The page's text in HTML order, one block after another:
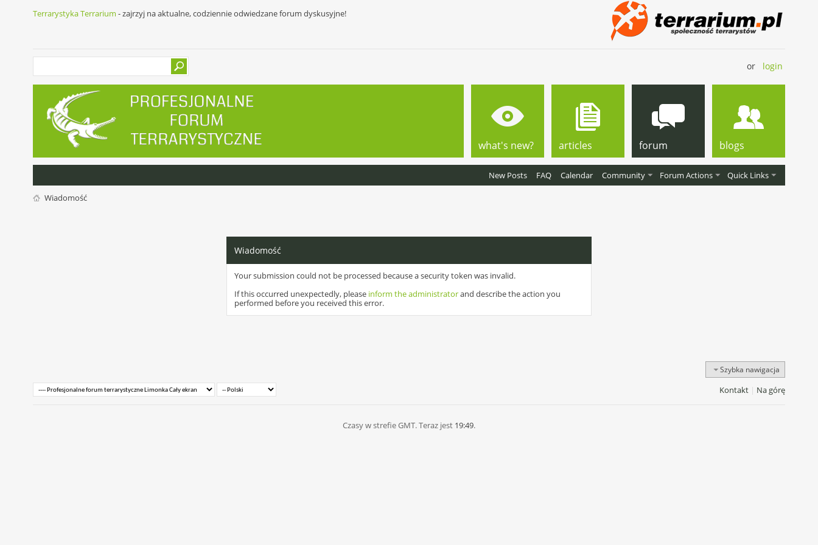
Terrarystyka Terrarium - zajrzyj na aktualne, codziennie odwiedzane forum dyskusyjne!
or login
what's new? articles forum
New Posts FAQ Calendar Community Forum Actions Quick Links
blogs
Wiadomość
Wiadomość
Your submission could not be processed because a security token was invalid.
If this occurred unexpectedly, please inform the administratorand describe the action you
performed before you received this error.
Szybka nawigacja
Kontakt | Na górę
Czasy w strefie GMT. Teraz jest 19:49.